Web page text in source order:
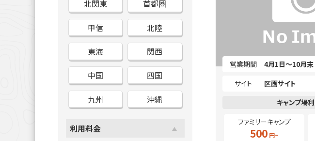
中国
九州
北関東
北陸
四国
東海
沖縄
甲信
関西
首都圏
利用料金
営業期間
4月1日～10月末
サイト
区画サイト
ファミリーキャンプ
500